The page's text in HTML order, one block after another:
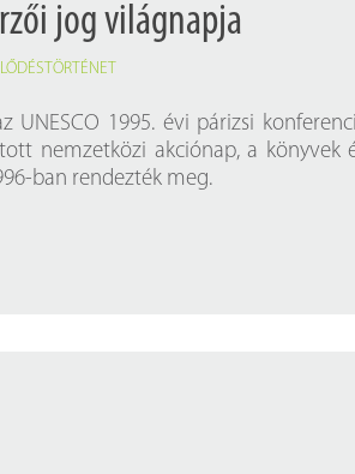
jog világnapja
1995. évi párizsi
nemzetközi akciónap, a könyvek
ban rendezték meg.